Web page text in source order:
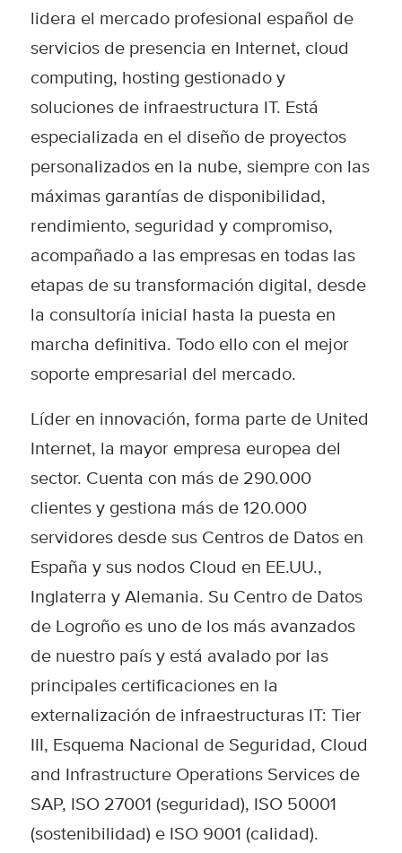
lidera el mercado profesional español de
servicios de presencia en Internet, cloud
computing, hosting gestionado y
soluciones de infraestructura IT. Está
especializada en el diseño de proyectos
personalizados en la nube, siempre con las
máximas garantías de disponibilidad,
rendimiento, seguridad y compromiso,
acompañado a las empresas en todas las
etapas de su transformación digital, desde
la consultoría inicial hasta la puesta en
marcha definitiva. Todo ello con el mejor
soporte empresarial del mercado.
Líder en innovación, forma parte de United
Internet, la mayor empresa europea del
sector. Cuenta con más de 290.000
clientes y gestiona más de 120.000
servidores desde sus Centros de Datos en
España y sus nodos Cloud en EE.UU.,
Inglaterra y Alemania. Su Centro de Datos
de Logroño es uno de los más avanzados
de nuestro país y está avalado por las
principales certificaciones en la
externalización de infraestructuras IT: Tier
III, Esquema Nacional de Seguridad, Cloud
and Infrastructure Operations Services de
SAP, ISO 27001 (seguridad), ISO 50001
(sostenibilidad) e ISO 9001 (calidad).